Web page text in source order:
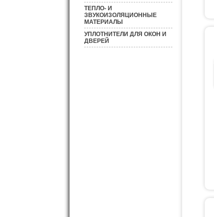
ТЕПЛО- И
ЗВУКОИЗОЛЯЦИОННЫЕ
МАТЕРИАЛЫ
УПЛОТНИТЕЛИ ДЛЯ ОКОН И
ДВЕРЕЙ